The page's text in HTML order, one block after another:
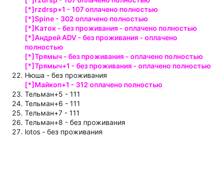
[*]rzdrsp+1 - 107 оплачено полностью
[*]Spine - 302 оплачено полностью
[*]Каток - без проживания - оплачено полностью
[*]Андрей ADV - без проживания - оплачено
полностью
[*]Трямыч - без проживания - оплачено полностью
[*]Трямыч+1 - без проживания - оплачено полностью
Нюша - без проживания
[*]Майкоп+1 - 312 оплачено полностью
Тельман+5 - 111
Тельман+6 - 111
Тельман+7 - 111
Тельман+8 - без проживания
lotos - без проживания